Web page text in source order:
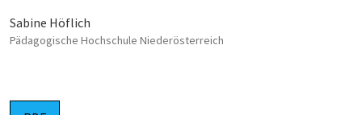
Sabine Höflich
Pädagogische Hochschule Niederösterreich